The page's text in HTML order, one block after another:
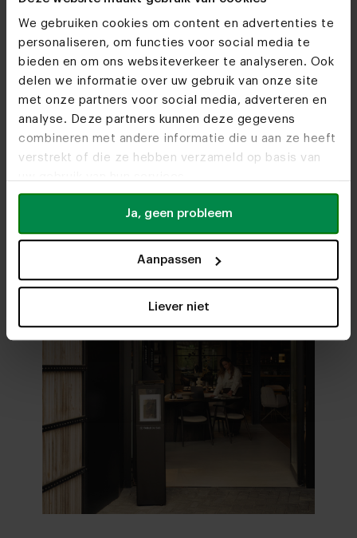
We gebruiken cookies om content en advertenties te
personaliseren, om functies voor social media te
bieden en om ons websiteverkeer te analyseren. Ook
delen we informatie over uw gebruik van onze site
met onze partners voor social media, adverteren en
analyse. Deze partners kunnen deze gegevens
combineren met andere informatie die u aan ze heeft
verstrekt of die ze hebben verzameld op basis van
Ja, geen probleem
Aanpassen
Liever niet
Ontdek alle materialen en kleuren van
Zetel Muse
Stel samen in 3D
Meubelwinkels
Do we see you soon?